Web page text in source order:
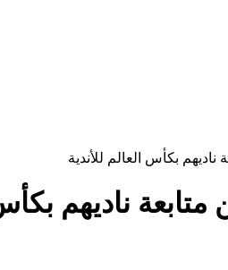
بكأس العالم للأندية
ناديهم بكأس